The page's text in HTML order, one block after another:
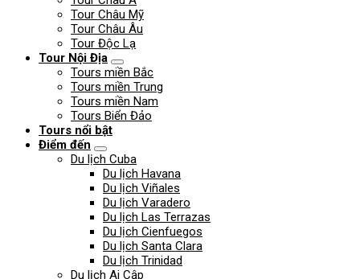
Tour Châu Mỹ
Tour Châu Âu
Tour Độc Lạ
Tour Nội Địa
Tours miền Bắc
Tours miền Trung
Tours miền Nam
Tours Biển Đảo
Tours nổi bật
Điểm đến
Du lịch Cuba
Du lịch Havana
Du lịch Viñales
Du lịch Varadero
Du lịch Las Terrazas
Du lịch Cienfuegos
Du lịch Santa Clara
Du lịch Trinidad
Du lịch Ai Cập